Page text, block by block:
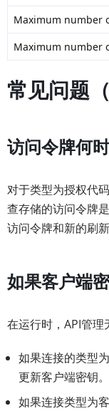
Maximum number
Maximum number
常见问题（
访问令牌何
对于类型为授权代
查存储的访问令牌
访问令牌和新的刷
如果客户端
在运行时，API管理
如果连接的类型
更新客户端密钥。
如果连接类型为